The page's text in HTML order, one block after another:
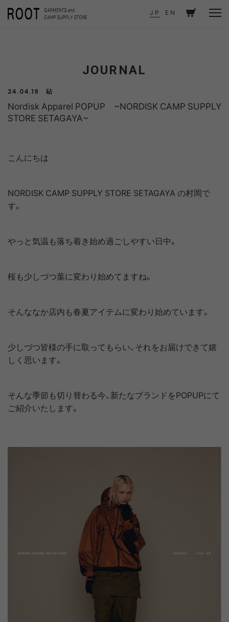
JP EN
TOP
JOURNAL
Nordisk Apparel POPUP ~NORDISK CAMP SUPPLY STORE SETAGAYA~
JOURNAL
24.04.19 砧
Nordisk Apparel POPUP ~NORDISK CAMP SUPPLY
STORE SETAGAYA~
こんにちは
NORDISK CAMP SUPPLY STORE SETAGAYA の村岡で
す。
やっと気温も落ち着き始め過ごしやすい日中。
桜も少しづつ葉に変わり始めてますね。
そんななか店内も春夏アイテムに変わり始めています。
少しづつ皆様の手に取ってもらい、それをお届けできて嬉
しく思います。
そんな季節も切り替わる今、新たなブランドをPOPUPにて
ご紹介いたします。